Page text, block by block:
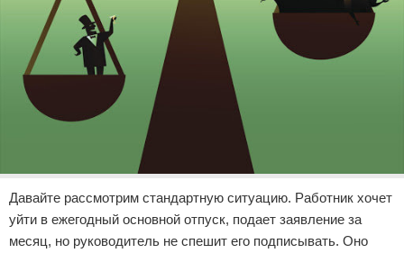
Давайте рассмотрим стандартную ситуацию. Работник хочет
уйти в ежегодный основной отпуск, подает заявление за
месяц, но руководитель не спешит его подписывать. Оно